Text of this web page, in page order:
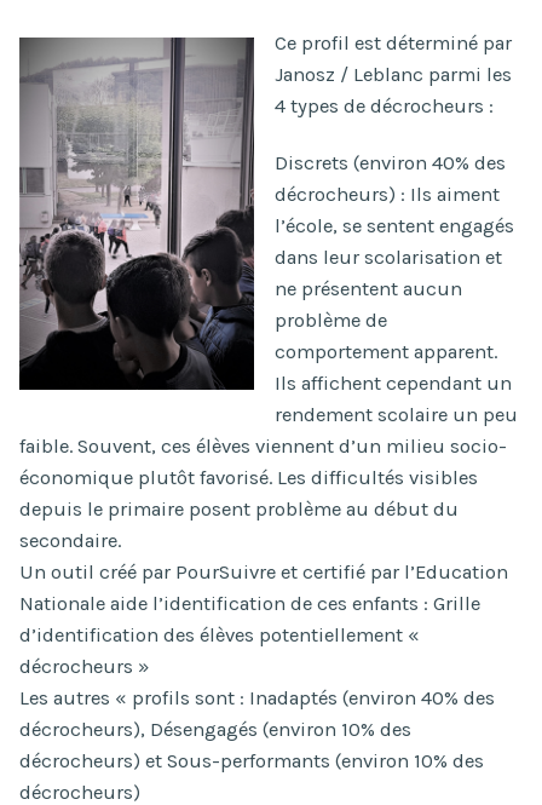
Ce profil est déterminé par
Janosz / Leblanc parmi les
4 types de décrocheurs :
Discrets (environ 40% des
décrocheurs) : Ils aiment
l’école, se sentent engagés
dans leur scolarisation et
ne présentent aucun
problème de
comportement apparent.
Ils affichent cependant un
rendement scolaire un peu
faible. Souvent, ces élèves viennent d’un milieu socio-
économique plutôt favorisé. Les difficultés visibles
depuis le primaire posent problème au début du
secondaire.
Un outil créé par PourSuivre et certifié par l’Education
Nationale aide l’identification de ces enfants : Grille
d’identification des élèves potentiellement «
décrocheurs »
Les autres « profils sont : Inadaptés (environ 40% des
décrocheurs), Désengagés (environ 10% des
décrocheurs) et Sous-performants (environ 10% des
décrocheurs)